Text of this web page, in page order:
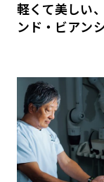
軽くて美しい
ンド・ビアン